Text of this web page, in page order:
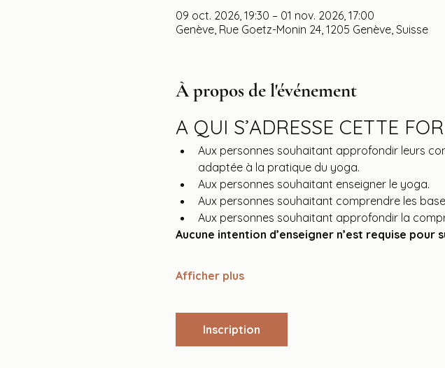
09 oct. 2026, 19:30 – 01 nov. 2026, 17:00
Genève, Rue Goetz-Monin 24, 1205 Genève, Suisse
À propos de l'événement
A QUI S’ADRESSE CETTE
Aux personnes souhaitant approfondir leurs
adaptée à la pratique du yoga.
Aux personnes souhaitant enseigner le yoga.
Aux personnes souhaitant comprendre les
Aux personnes souhaitant approfondir la
Aucune intention d’enseigner n’est requise pour
Afficher plus
Inscription